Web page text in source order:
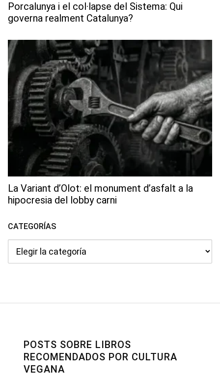
Porcalunya i el col·lapse del Sistema: Qui
governa realment Catalunya?
La Variant d’Olot: el monument d’asfalt a la
hipocresia del lobby carni
CATEGORÍAS
POSTS SOBRE LIBROS
RECOMENDADOS POR CULTURA
VEGANA